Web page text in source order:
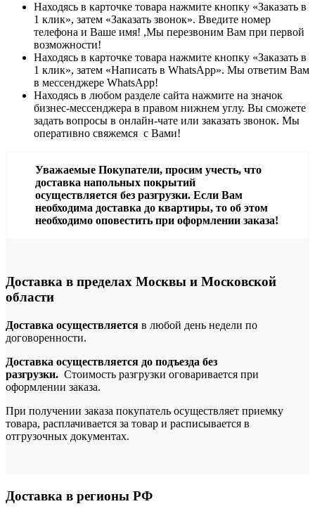
Находясь в карточке товара нажмите кнопку «Заказать в
1 клик», затем «Заказать звонок». Введите номер
телефона и Ваше имя! ,Мы перезвоним Вам при первой
возможности!
Находясь в карточке товара нажмите кнопку «Заказать в
1 клик», затем «Написать в WhatsApp». Мы ответим Вам
в месcенджере WhatsApp!
Находясь в любом разделе сайта нажмите на значок
бизнес-мессенджера в правом нижнем углу. Вы сможете
задать вопросы в онлайн-чате или заказать звонок. Мы
оперативно свяжемся с Вами!
Уважаемые Покупатели, просим учесть, что
доставка напольных покрытий
осуществляется без разгрузки. Если Вам
необходима доставка до квартиры, то об этом
необходимо оповестить при оформлении заказа!
Доставка в пределах Москвы и Московской
области
Доставка осуществляется в любой день недели по
договоренности.
Доставка осуществляется до подъезда без
разгрузки. Стоимость разгрузки оговаривается при
оформлении заказа.
При получении заказа покупатель осуществляет приемку
товара, расплачивается за товар и расписывается в
отгрузочных документах.
Доставка в регионы РФ